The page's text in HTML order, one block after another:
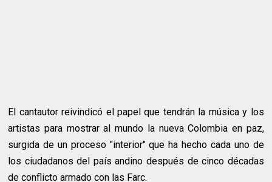
El cantautor reivindicó el papel que tendrán la música y los
artistas para mostrar al mundo la nueva Colombia en paz,
surgida de un proceso "interior" que ha hecho cada uno de
los ciudadanos del país andino después de cinco décadas
de conflicto armado con las Farc.